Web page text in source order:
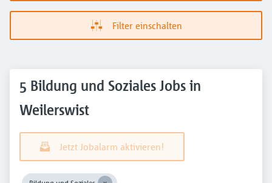
Filter einschalten
5 Bildung und Soziales Jobs in
Weilerswist
Jetzt Jobalarm aktivieren!